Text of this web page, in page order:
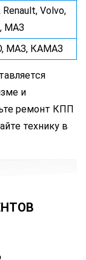
Renault, Volvo,
МАЗ
МАЗ, КАМАЗ
и
ремонт КПП
технику в